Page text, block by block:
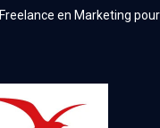
Freelance en Marketing pour